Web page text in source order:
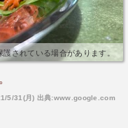
されている場合があります。
5/31(月) 出典:www.google.com